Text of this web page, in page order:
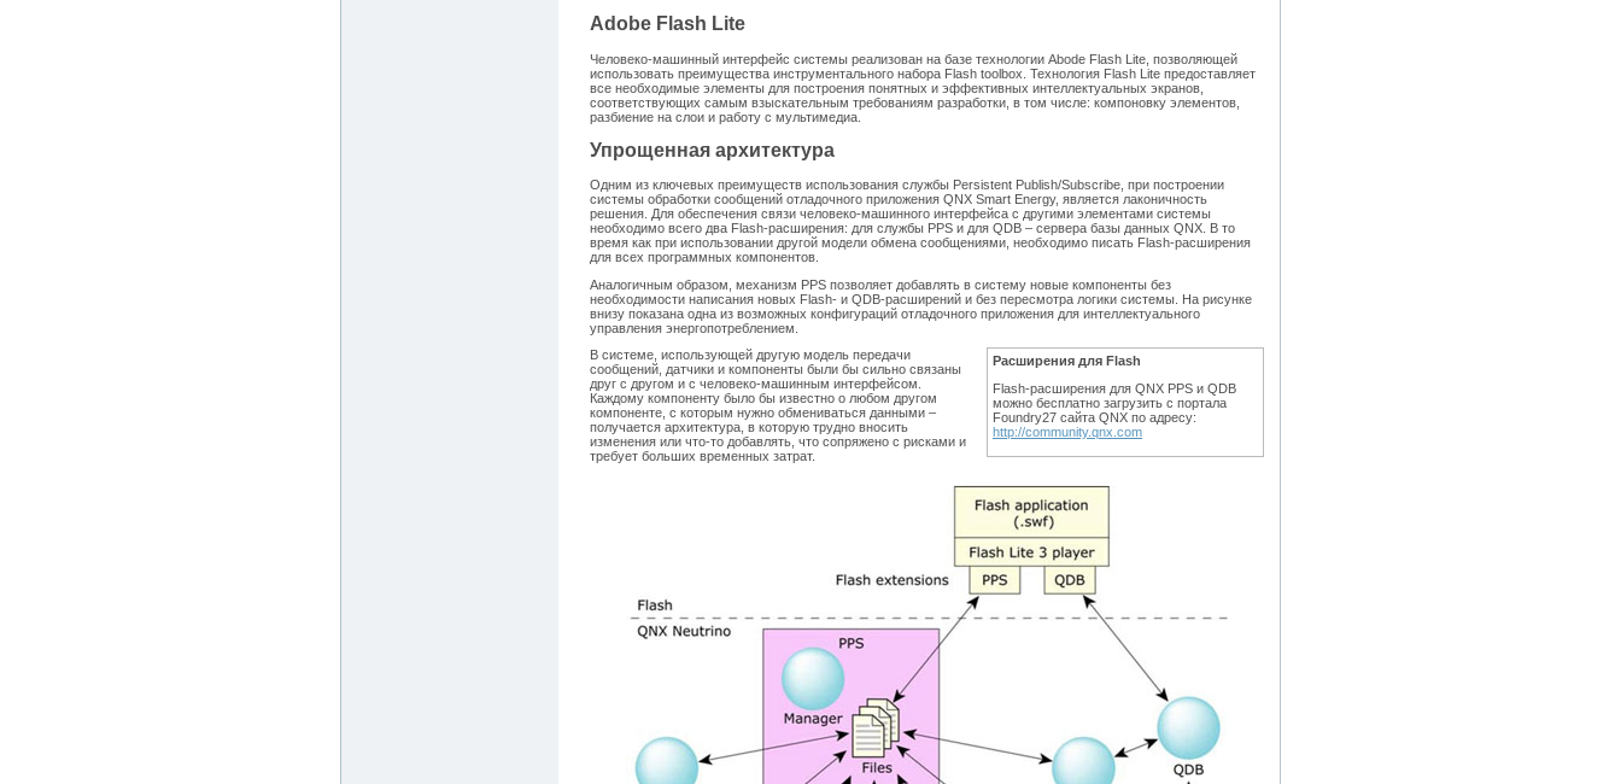
Adobe Flash Lite
Человеко-машинный интерфейс системы реализован на базе технологии Abode Flash Lite, позволяющей
использовать преимущества инструментального набора Flash toolbox. Технология Flash Lite предоставляет
все необходимые элементы для построения понятных и эффективных интеллектуальных экранов,
соответствующих самым взыскательным требованиям разработки, в том числе: компоновку элементов,
разбиение на слои и работу с мультимедиа.
Упрощенная архитектура
Одним из ключевых преимуществ использования службы Persistent Publish/Subscribe, при построении
системы обработки сообщений отладочного приложения QNX Smart Energy, является лаконичность
решения. Для обеспечения связи человеко-машинного интерфейса с другими элементами системы
необходимо всего два Flash-расширения: для службы PPS и для QDB – сервера базы данных QNX. В то
время как при использовании другой модели обмена сообщениями, необходимо писать Flash-расширения
для всех программных компонентов.
Аналогичным образом, механизм PPS позволяет добавлять в систему новые компоненты без
необходимости написания новых Flash- и QDB-расширений и без пересмотра логики системы. На рисунке
внизу показана одна из возможных конфигураций отладочного приложения для интеллектуального
управления энергопотреблением.
Расширения для Flash
Flash-расширения для QNX PPS и QDB
можно бесплатно загрузить с портала
Foundry27 сайта QNX по адресу:
http://community.qnx.com
В системе, использующей другую модель передачи
сообщений, датчики и компоненты были бы сильно связаны
друг с другом и с человеко-машинным интерфейсом.
Каждому компоненту было бы известно о любом другом
компоненте, с которым нужно обмениваться данными –
получается архитектура, в которую трудно вносить
изменения или что-то добавлять, что сопряжено с рисками и
требует больших временных затрат.